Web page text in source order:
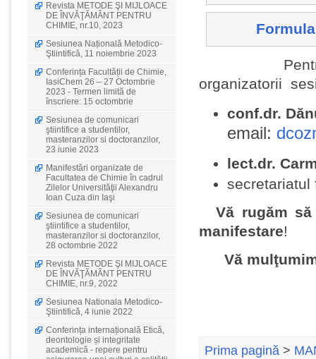
Revista METODE ŞI MIJLOACE
DE ÎNVĂŢĂMÂNT PENTRU
CHIMIE, nr.10, 2023
Sesiunea Națională Metodico-
Ştiintifică, 11 noiembrie 2023
Conferința Facultății de Chimie,
IasiChem 26 – 27 Octombrie
2023 - Termen limită de
înscriere: 15 octombrie
Sesiunea de comunicari
ştiintifice a studentilor,
masteranzilor si doctoranzilor,
23 iunie 2023
Manifestări organizate de
Facultatea de Chimie în cadrul
Zilelor Universităţii Alexandru
Ioan Cuza din Iaşi
Sesiunea de comunicari
ştiintifice a studentilor,
masteranzilor si doctoranzilor,
28 octombrie 2022
Revista METODE ŞI MIJLOACE
DE ÎNVĂŢĂMÂNT PENTRU
CHIMIE, nr.9, 2022
Sesiunea Nationala Metodico-
Ştiintifică, 4 iunie 2022
Conferința internațională Etică,
deontologie și integritate
academică - repere pentru
organizatorii
conf.dr.
email:
lect.dr.
Vă rugăm
manifestare!
Vă
Prima pagină >